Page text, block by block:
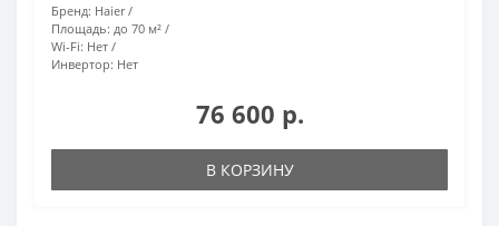
Бренд: Haier
Площадь: до 70 м²
Wi-Fi: Нет
Инвертор: Нет
76 600 р.
В КОРЗИНУ